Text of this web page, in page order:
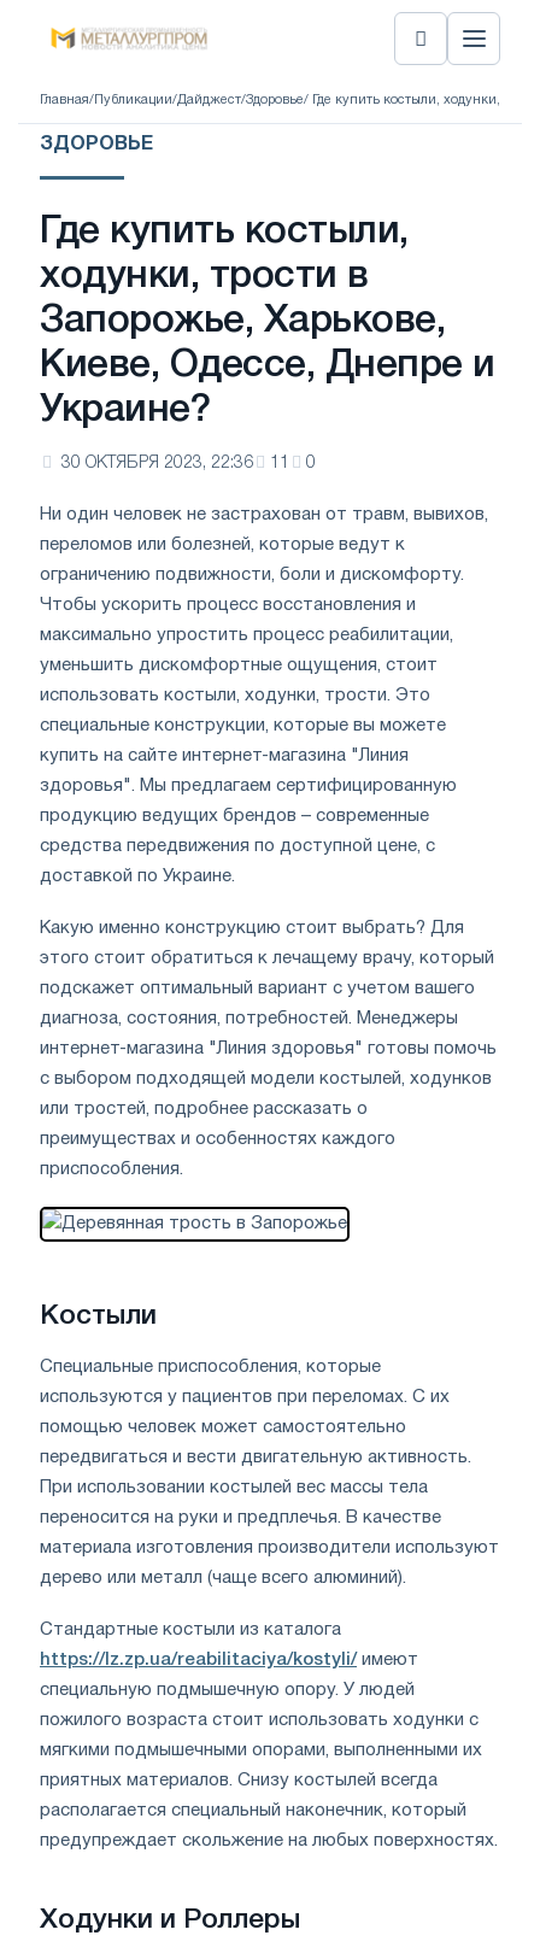
Главная/ Публикации/Дайджест/Здоровье/ Где купить костыли, ходунки,
ЗДОРОВЬЕ
Где купить костыли,
ходунки, трости в
Запорожье, Харькове,
Киеве, Одессе, Днепре и
Украине?
30 ОКТЯБРЯ 2023, 22:36 11 0
Ни один человек не застрахован от травм, вывихов,
переломов или болезней, которые ведут к
ограничению подвижности, боли и дискомфорту.
Чтобы ускорить процесс восстановления и
максимально упростить процесс реабилитации,
уменьшить дискомфортные ощущения, стоит
использовать костыли, ходунки, трости. Это
специальные конструкции, которые вы можете
купить на сайте интернет-магазина "Линия
здоровья". Мы предлагаем сертифицированную
продукцию ведущих брендов – современные
средства передвижения по доступной цене, с
доставкой по Украине.
Какую именно конструкцию стоит выбрать? Для
этого стоит обратиться к лечащему врачу, который
подскажет оптимальный вариант с учетом вашего
диагноза, состояния, потребностей. Менеджеры
интернет-магазина "Линия здоровья" готовы помочь
с выбором подходящей модели костылей, ходунков
или тростей, подробнее рассказать о
преимуществах и особенностях каждого
приспособления.
Костыли
Специальные приспособления, которые
используются у пациентов при переломах. С их
помощью человек может самостоятельно
передвигаться и вести двигательную активность.
При использовании костылей вес массы тела
переносится на руки и предплечья. В качестве
материала изготовления производители используют
дерево или металл (чаще всего алюминий).
Стандартные костыли из каталога
https://lz.zp.ua/reabilitaciya/kostyli/ имеют
специальную подмышечную опору. У людей
пожилого возраста стоит использовать ходунки с
мягкими подмышечными опорами, выполненными их
приятных материалов. Снизу костылей всегда
располагается специальный наконечник, который
предупреждает скольжение на любых поверхностях.
Ходунки и Роллеры